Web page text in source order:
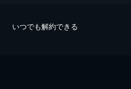
いつでも解約できる